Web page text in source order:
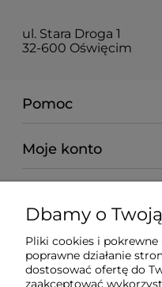
ul. Stara Droga 1
32-600 Oświęcim
Pomoc
Moje konto
Informacje
Dbamy o
Pliki cookies i
poprawne działanie
dostosować ofertę do
zaakceptować